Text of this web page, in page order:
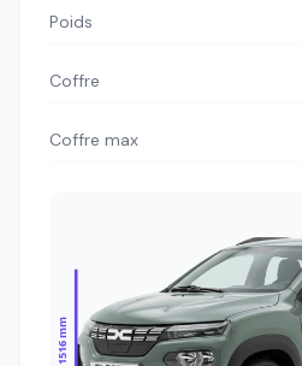
Poids
Coffre
Coffre max
1516 mm